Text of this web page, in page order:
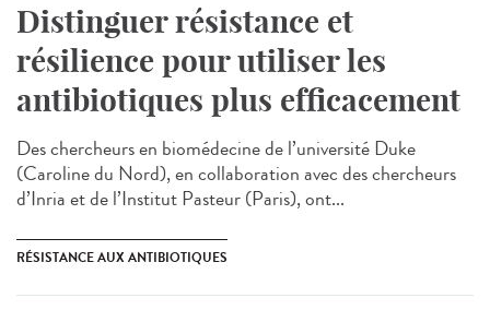
Distinguer résistance et
résilience pour utiliser les
antibiotiques plus efficacement
Des chercheurs en biomédecine de l’université Duke
(Caroline du Nord), en collaboration avec des chercheurs
d’Inria et de l’Institut Pasteur (Paris), ont...
RÉSISTANCE AUX ANTIBIOTIQUES